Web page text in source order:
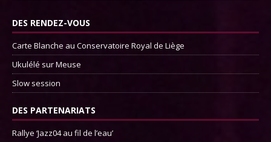
DES RENDEZ-VOUS
Carte Blanche au Conservatoire Royal de Liège
Ukulélé sur Meuse
Slow session
DES PARTENARIATS
Rallye ‘Jazz04 au fil de l’eau’